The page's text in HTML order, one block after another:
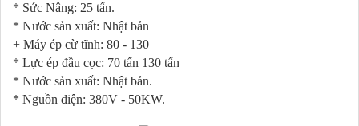
* Sức Nâng: 25 tấn.
* N­ước sản xuất: Nhật bản
+ Máy ép cừ tĩnh: 80 - 130
* Lực ép đầu cọc: 70 tấn 130 tấn
* N­ước sản xuất: Nhật bản.
* Nguồn điện: 380V - 50KW.